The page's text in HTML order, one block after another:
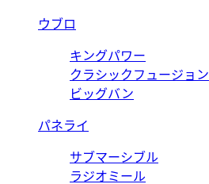
ウブロ
キングパワー
クラシックフュージョン
ビッグバン
パネライ
サブマーシブル
ラジオミール